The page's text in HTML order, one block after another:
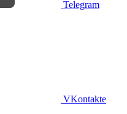
Telegram
VKontakte